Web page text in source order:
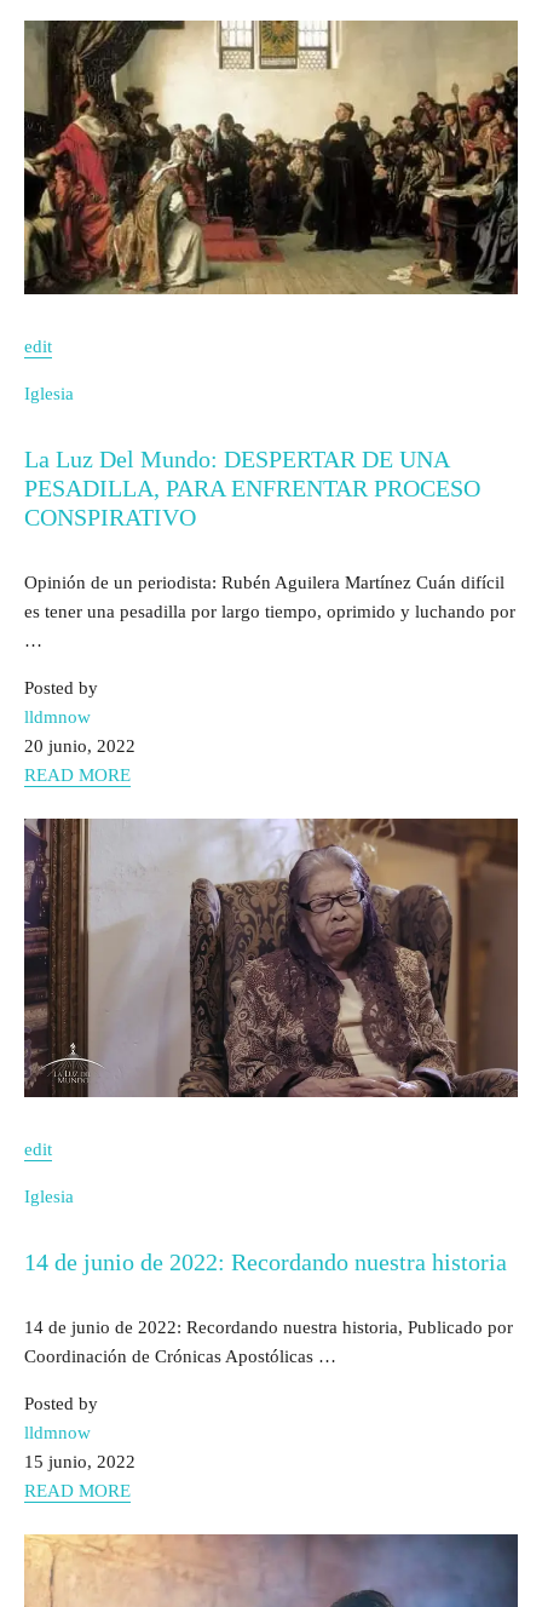
edit
Iglesia
La Luz Del Mundo: DESPERTAR DE UNA
PESADILLA, PARA ENFRENTAR PROCESO
CONSPIRATIVO
Opinión de un periodista: Rubén Aguilera Martínez Cuán difícil
es tener una pesadilla por largo tiempo, oprimido y luchando por
…
Posted by
lldmnow
20 junio, 2022
READ MORE
edit
Iglesia
14 de junio de 2022: Recordando nuestra historia
14 de junio de 2022: Recordando nuestra historia, Publicado por
Coordinación de Crónicas Apostólicas …
Posted by
lldmnow
15 junio, 2022
READ MORE